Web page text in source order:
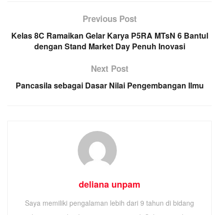
Previous Post
Kelas 8C Ramaikan Gelar Karya P5RA MTsN 6 Bantul
dengan Stand Market Day Penuh Inovasi
Next Post
Pancasila sebagai Dasar Nilai Pengembangan Ilmu
deliana unpam
Saya memiliki pengalaman lebih dari 9 tahun di bidang